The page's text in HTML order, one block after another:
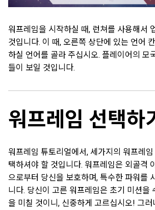
워프레임을 시작하실 때, 런쳐를 사용해서
것입니다. 이 때, 오른쪽 상단에 있는 언어
하실 언어를 골라 주십시오. 플레이어의 모
들이 보일 것입니다.
워프레임 선택하
워프레임 튜토리얼에서, 세가지의 워프레
택하셔야 할 것입니다. 워프레임은 외골격
으로부터 당신을 보호하며, 특수한 파워를
니다. 당신이 고른 워프레임은 초기 미션을
을 미칠 것이니, 신중하게 고르십시오! 그러